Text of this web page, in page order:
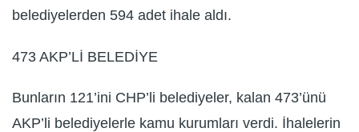
belediyelerden 594 adet ihale aldı.
473 AKP’Lİ BELEDİYE
Bunların 121’ini CHP’li belediyeler, kalan 473’ünü
AKP’li belediyelerle kamu kurumları verdi. İhalelerin